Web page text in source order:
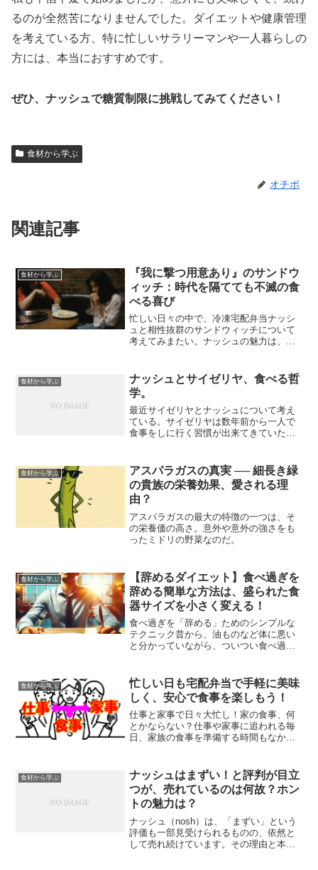
るのが全然苦になりませんでした。ダイエットや健康管理
を考えている方、特に忙しいサラリーマンや一人暮らしの
方には、本当におすすめです。
ぜひ、ナッシュで糖質制限に挑戦してみてください！
食材から学ぶ
オチボ
関連記事
食材から学ぶ
『我に撃つ用意あり』のサンドウ
ィッチ：時代を隔てても不滅の食
べる喜び
忙しい日々の中で、冷凍宅配弁当ナッシ
ュと相性抜群のサンドウィッチについて
考えてみまたい。ナッシュの魅力は、栄
ッチに取り入れると、新たな楽しみ方が
広がる。サンドウィッチと...
食材から学ぶ
ナッシュとサイゼリヤ、食べる哲
学。
最近サイゼリヤとナッシュについて考え
ている。サイゼリヤは数年前から一人で
食事をしに行く習慣が出来てきていた。
ュ。何か似ているのだ。サイゼリヤの公
式サイトを見ると、サイゼリ...
食材から学ぶ
アスパラガスの真実 ── 細長き緑
の貴族の栄養効果、愛される理
由？
アスパラガスの最大の特徴の一つは、そ
の栄養価の高さ。意外や意外の強さをも
ったミドリの野菜なのだ。
食材から学ぶ
【辞めるダイエット】食べ過ぎを
辞める簡単な方法は、盛られた食
器サイズを小さく変える！
食べ過ぎを「辞める」ためのシンプルな
テクニック昔から、油ものなど体に悪い
と分かっていながら、ついつい食べ過ぎ
食」を、ただ我慢するだけではなく、心
理的なテクニックを使って...
食材から学ぶ
忙しい日も宅配弁当で手軽に美味
しく、安心で食事を楽しもう！
仕事と家事で日々大忙し！家の食事、何
とかならない？仕事や家事に追われる毎
日、家族の食事を準備する時間もなかな
「宅配弁当」についてご紹介します。
食材から学ぶ
ナッシュはまずい！と評判が目立
つが、売れているのは何故？ホン
トの魅力は？
ナッシュ（nosh）は、「まずい」という
評価も一部見受けられるものの、依然と
して売れ続けています。その理由と本当